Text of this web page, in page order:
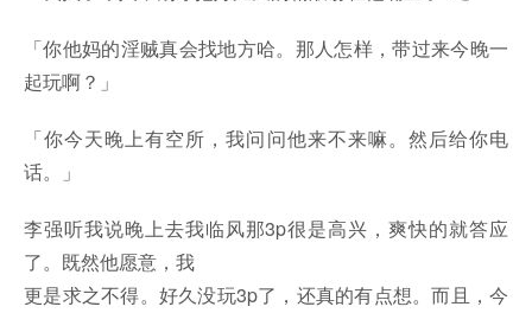
「你他妈的淫贼真会找地方哈。那人怎样，带过来今晚一
起玩啊？」
「你今天晚上有空所，我问问他来不来嘛。然后给你电
话。」
李强听我说晚上去我临风那3p很是高兴，爽快的就答应
了。既然他愿意，我
更是求之不得。好久没玩3p了，还真的有点想。而且，今